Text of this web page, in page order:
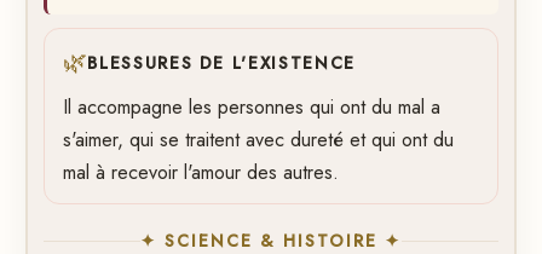
🌿BLESSURES DE L'EXISTENCE
Il accompagne les personnes qui ont du mal a
s'aimer, qui se traitent avec dureté et qui ont du
mal à recevoir l'amour des autres.
✦ SCIENCE & HISTOIRE ✦